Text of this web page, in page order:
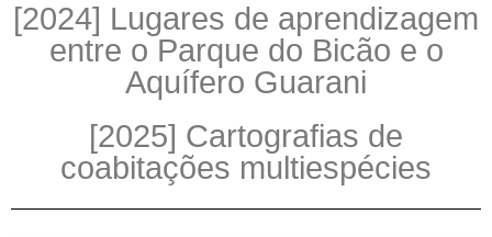
[2024] Lugares de aprendizagem
entre o Parque do Bicão e o
Aquífero Guarani
[2025] Cartografias de
coabitações multiespécies